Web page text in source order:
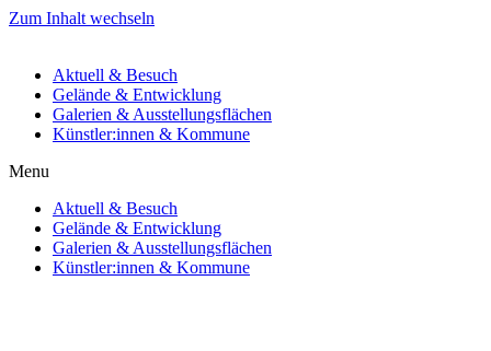
Zum Inhalt wechseln
Aktuell & Besuch
Gelände & Entwicklung
Galerien & Ausstellungsflächen
Künstler:innen & Kommune
Menu
Aktuell & Besuch
Gelände & Entwicklung
Galerien & Ausstellungsflächen
Künstler:innen & Kommune